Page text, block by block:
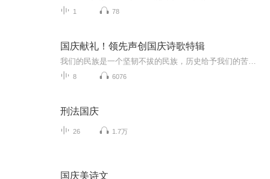
1 78
国庆献礼！领先声创国庆诗歌特辑
8 6076
刑法国庆
26 1.7万
国庆美诗文